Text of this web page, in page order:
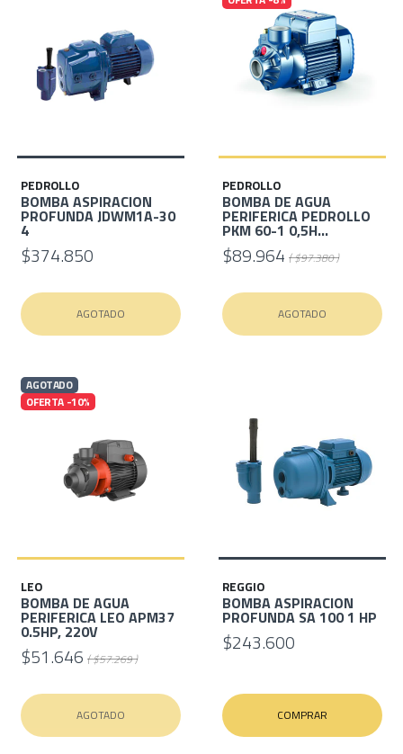
PEDROLLO
BOMBA ASPIRACION
PROFUNDA JDWM1A-30
4
$374.850
AGOTADO
PEDROLLO
BOMBA DE AGUA
PERIFERICA PEDROLLO
PKM 60-1 0,5H...
$89.964 ( $97.380 )
AGOTADO
AGOTADO
OFERTA -10%
LEO
BOMBA DE AGUA
PERIFERICA LEO APM37
0.5HP, 220V
$51.646 ( $57.269 )
AGOTADO
REGGIO
BOMBA ASPIRACION
PROFUNDA SA 100 1 HP
$243.600
COMPRAR